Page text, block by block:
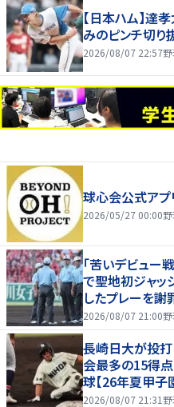
【日本ハム】達
みのピンチ切り
2026/08/07 22:57
球心会公式アプ
2026/05/27 00:00
｢苦いデビュー
で聖地初ジャッ
したプレーを謝
2026/08/07 21:00
長崎日大が投打
会最多の15得
球【26年夏甲子
2026/08/07 21:31